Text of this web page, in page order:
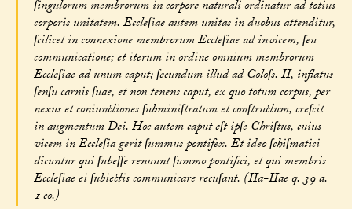
ſingulorum membrorum in corpore naturali ordinatur ad totius
corporis unitatem. Eccleſiae autem unitas in duobus attenditur,
ſcilicet in connexione membrorum Eccleſiae ad invicem, ſeu
communicatione; et iterum in ordine omnium membrorum
Eccleſiae ad unum caput; ſecundum illud ad Coloſs. II, inflatus
ſenſu carnis ſuae, et non tenens caput, ex quo totum corpus, per
nexus et coniunctiones ſubminiſtratum et conſtructum, creſcit
in augmentum Dei. Hoc autem caput eſt ipſe Chriſtus, cuius
vicem in Eccleſia gerit ſummus pontifex. Et ideo ſchiſmatici
dicuntur qui ſubeſſe renuunt ſummo pontifici, et qui membris
Eccleſiae ei ſubiectis communicare recuſant. (IIa-IIae q. 39 a.
1 co.)